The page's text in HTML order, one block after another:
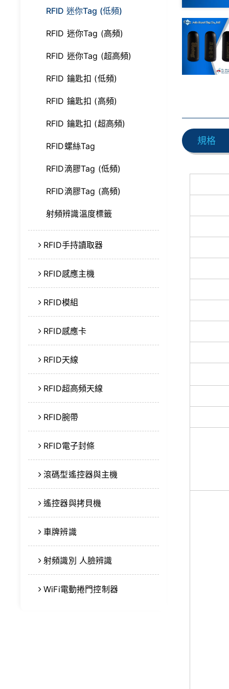
RFID 迷你Tag (低頻)
RFID 迷你Tag (高頻)
RFID 迷你Tag (超高頻)
RFID 鑰匙扣 (低頻)
RFID 鑰匙扣 (高頻)
RFID 鑰匙扣 (超高頻)
RFID螺絲Tag
RFID滴膠Tag (低頻)
RFID滴膠Tag (高頻)
射頻辨識溫度標籤
RFID手持讀取器
RFID感應主機
RFID模組
RFID感應卡
RFID天線
RFID超高頻天線
RFID腕帶
RFID電子封條
滾碼型遙控器與主機
遙控器與拷貝機
車牌辨識
射頻識別 人臉辨識
WiFi電動捲門控制器
規格